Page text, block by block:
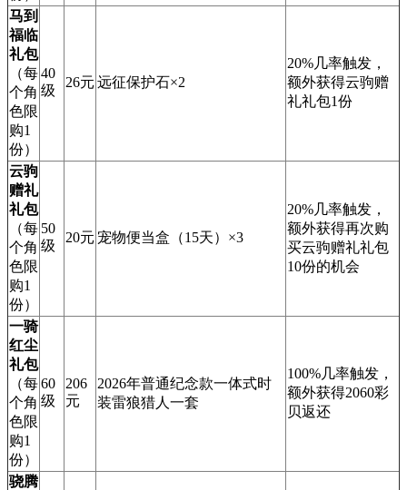
马到
福临
礼包
（每
个角
色限
购1
份）
40
级
26元 远征保护石×2
20%几率触发，
额外获得云驹赠
礼礼包1份
云驹
赠礼
礼包
（每
个角
色限
购1
份）
50
级
20元 宠物便当盒（15天）×3
20%几率触发，
额外获得再次购
买云驹赠礼礼包
10份的机会
一骑
红尘
礼包
（每
个角
色限
购1
份）
60
级
206
元
2026年普通纪念款一体式时
装雷狼猎人一套
100%几率触发，
额外获得2060彩
贝返还
骁腾